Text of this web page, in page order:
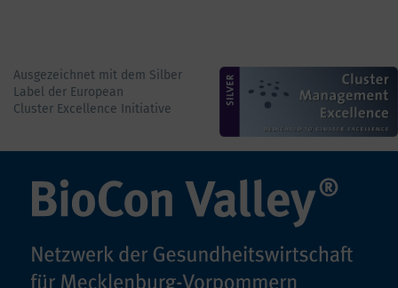
Ausgezeichnet mit dem Silber
Label der European
Cluster Excellence Initiative